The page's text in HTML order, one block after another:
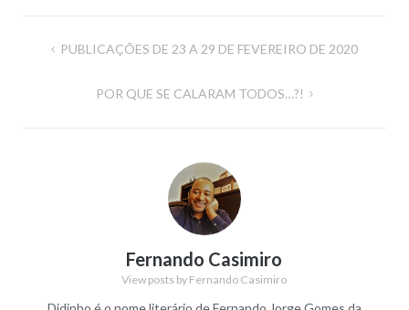
Navegação
PUBLICAÇÕES DE 23 A 29 DE FEVEREIRO DE 2020
POR QUE SE CALARAM TODOS…?!
Fernando Casimiro
View posts by Fernando Casimiro